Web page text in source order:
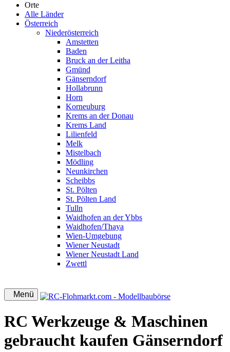
Orte
Alle Länder
Österreich
Niederösterreich
Amstetten
Baden
Bruck an der Leitha
Gmünd
Gänserndorf
Hollabrunn
Horn
Korneuburg
Krems an der Donau
Krems Land
Lilienfeld
Melk
Mistelbach
Mödling
Neunkirchen
Scheibbs
St. Pölten
St. Pölten Land
Tulln
Waidhofen an der Ybbs
Waidhofen/Thaya
Wien-Umgebung
Wiener Neustadt
Wiener Neustadt Land
Zwettl
Menü
RC Werkzeuge & Maschinen
gebraucht kaufen Gänserndorf